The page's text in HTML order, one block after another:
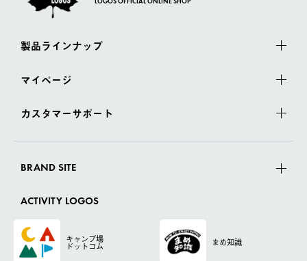
LOGOS OFFICIAL ONLINE SHOP
製品ラインナップ
マイページ
カスタマーサポート
BRAND SITE
ACTIVITY LOGOS
キャンプ場
ドットコム まめ知識